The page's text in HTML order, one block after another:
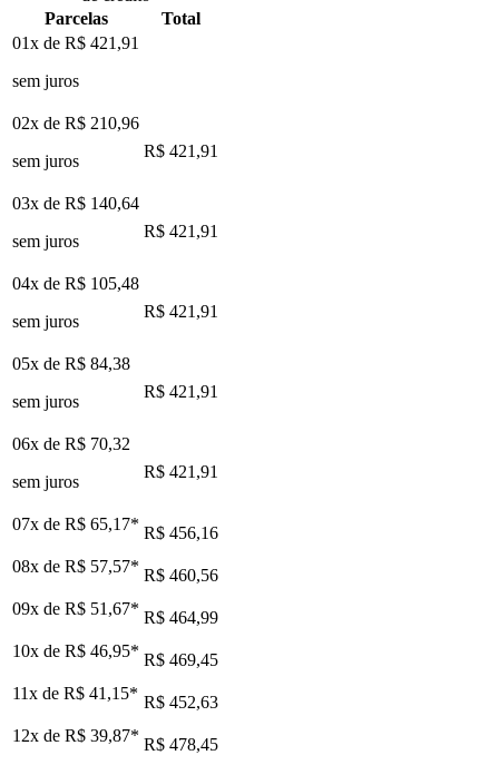
Parcelas
Total
01x de R$ 421,91
sem juros
02x de R$ 210,96
sem juros
R$ 421,91
03x de R$ 140,64
sem juros
R$ 421,91
04x de R$ 105,48
sem juros
R$ 421,91
05x de R$ 84,38
sem juros
R$ 421,91
06x de R$ 70,32
sem juros
R$ 421,91
07x de R$ 65,17* R$ 456,16
08x de R$ 57,57* R$ 460,56
09x de R$ 51,67* R$ 464,99
10x de R$ 46,95* R$ 469,45
11x de R$ 41,15* R$ 452,63
12x de R$ 39,87* R$ 478,45